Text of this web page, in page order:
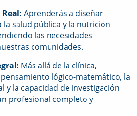
Aprenderás a diseñar
la salud pública y la nutrición
las necesidades
comunidades.
Más allá de la clínica,
lógico-matemático, la
y la capacidad de investigación
profesional completo y